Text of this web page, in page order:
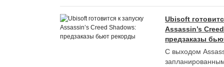
Ubisoft
Assassin’s
предзаказы
С выходом